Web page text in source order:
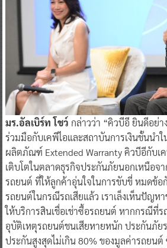
มร.อัลเบิร์ท โชว์ กล่าวว่า “คิวบีอี ยินดีอย่า
ร่วมมือกับเคพีไอและสถาบันการเงินชั้นนำใ
ผลิตภัณฑ์ Extended Warranty คิวบีอีกับเค
เติบโตในตลาดธุรกิจประกันภัยนอกเหนือจ
รถยนต์ ที่ให้ลูกค้าอุ่นใจในการขับขี่ หมดข้อ
รถยนต์ในกรณีรถเสียแล้ว เราเล็งเห็นปัญห
ให้บริการสินเชื่อเช่าซื้อรถยนต์ หากกรณีที่ร
อุบัติเหตุรถยนต์ชนเสียหายหนัก ประกันภั
ประกันสูงสุดไม่เกิน 80% ของมูลค่ารถยน